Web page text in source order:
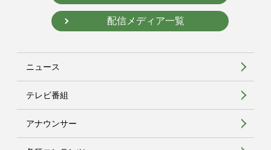
配信メディア一覧
ニュース
テレビ番組
アナウンサー